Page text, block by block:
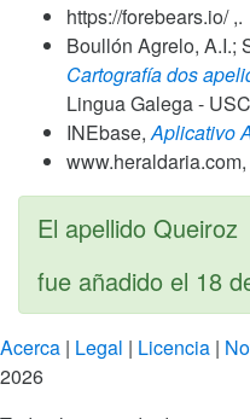
https://forebears.io/ ,.
Boullón Agrelo, A.I.;
Cartografía dos
Lingua Galega -
INEbase, Aplicativo
www.heraldaria.com,
El apellido Queiroz
fue añadido el 18
Acerca | Legal | Licencia |
2026